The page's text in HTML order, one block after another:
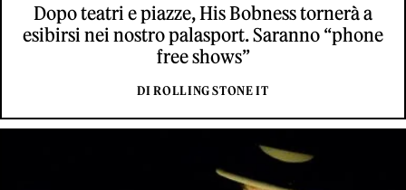
Dopo teatri e piazze, His Bobness tornerà a
esibirsi nei nostro palasport. Saranno “phone
free shows”
DI ROLLING STONE IT